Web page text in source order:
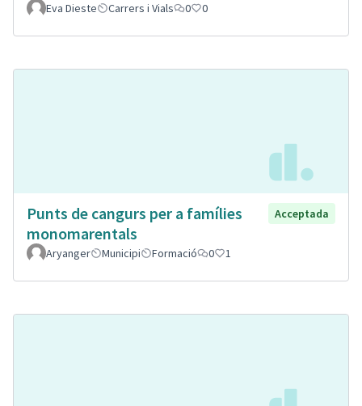
Eva Dieste Carrers i Vials 0 0
Punts de cangurs per a famílies
monomarentals
Acceptada
Aryanger Municipi Formació 0 1